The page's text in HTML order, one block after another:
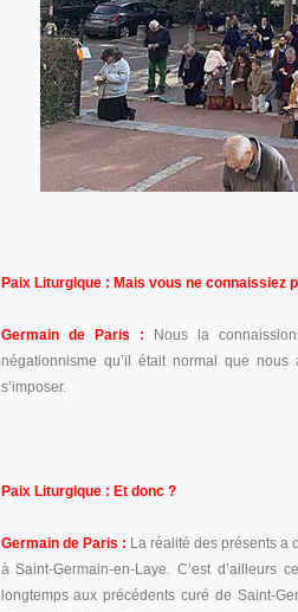
Paix Liturgique : Mais vous ne connaissiez
Germain de Paris :
Nous la
négationnisme qu’il était normal que
s’imposer.
Paix Liturgique : Et donc ?
Germain de Paris : La réalité des présents a
à Saint-Germain-en-Laye. C’est
longtemps aux précédents curé de Saint-